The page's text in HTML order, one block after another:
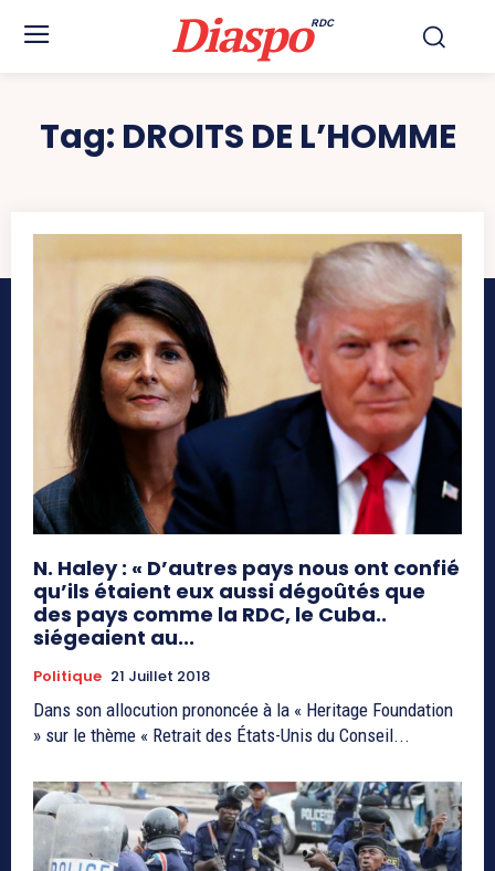
DiaspoRDC
Tag: DROITS DE L’HOMME
N. Haley : « D’autres pays nous ont confié
qu’ils étaient eux aussi dégoûtés que
des pays comme la RDC, le Cuba..
siégeaient au...
Politique 21 Juillet 2018
Dans son allocution prononcée à la « Heritage Foundation
» sur le thème « Retrait des États-Unis du Conseil...